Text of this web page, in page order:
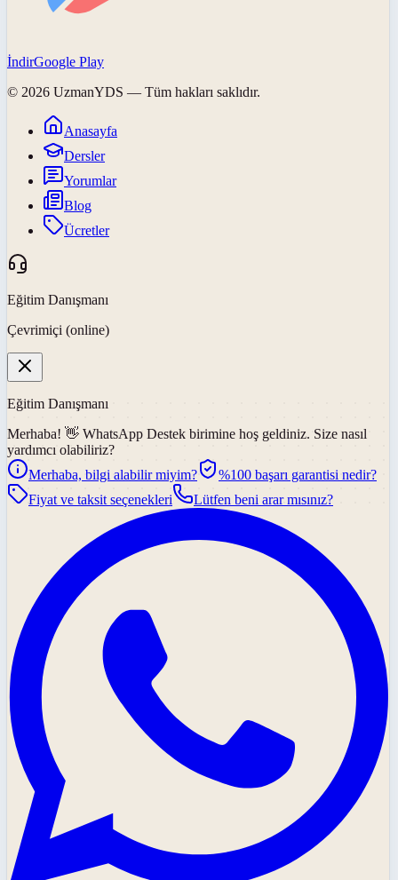
İndirGoogle Play
© 2026 UzmanYDS — Tüm hakları saklıdır.
Anasayfa
Dersler
Yorumlar
Blog
Ücretler
Eğitim Danışmanı
Çevrimiçi (online)
Eğitim Danışmanı
Merhaba! 👋 WhatsApp Destek birimine hoş geldiniz. Size nasıl
yardımcı olabiliriz?
Merhaba, bilgi alabilir miyim?
%100 başarı garantisi nedir?
Fiyat ve taksit seçenekleri
Lütfen beni arar mısınız?